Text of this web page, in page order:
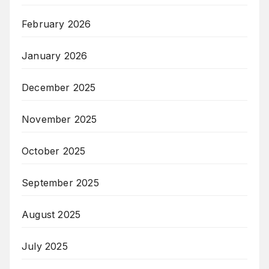
February 2026
January 2026
December 2025
November 2025
October 2025
September 2025
August 2025
July 2025